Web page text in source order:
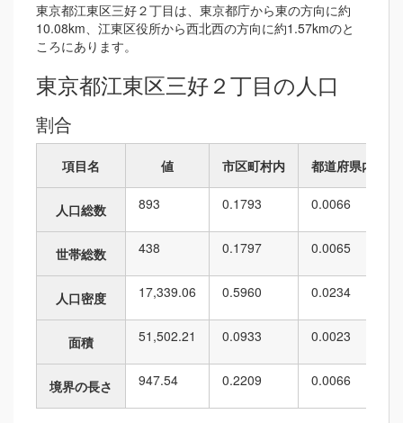
東京都江東区三好２丁目は、東京都庁から東の方向に約
10.08km、江東区役所から西北西の方向に約1.57kmのと
ころにあります。
東京都江東区三好２丁目の人口
割合
項目名 値 市区町村内 都道府県内
人口総数 893 0.1793 0.0066
世帯総数 438 0.1797 0.0065
人口密度 17,339.06 0.5960 0.0234
面積 51,502.21 0.0933 0.0023
境界の長さ 947.54 0.2209 0.0066